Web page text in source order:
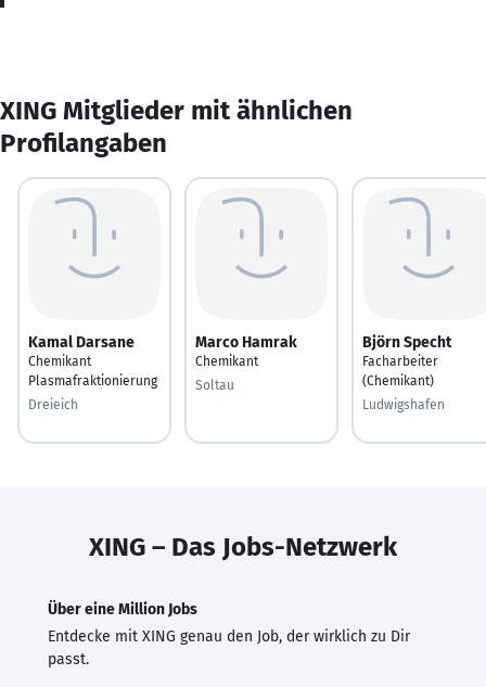
XING Mitglieder mit ähnlichen
Profilangaben
Kamal Darsane
Chemikant
Plasmafraktionierung
Dreieich
Marco Hamrak
Chemikant
Soltau
Björn Specht
Facharbeiter
(Chemikant)
Ludwigshafen
XING – Das Jobs-Netzwerk
Über eine Million Jobs
Entdecke mit XING genau den Job, der wirklich zu Dir
passt.